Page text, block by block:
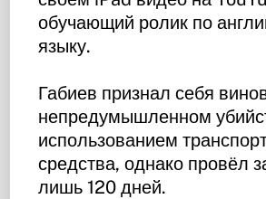
обучающий ролик по
языку.
Габиев признал себя
непредумышленном
использованием
средства, однако провёл
лишь 120 дней.